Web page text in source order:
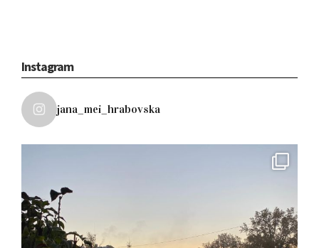
Instagram
jana_mei_hrabovska